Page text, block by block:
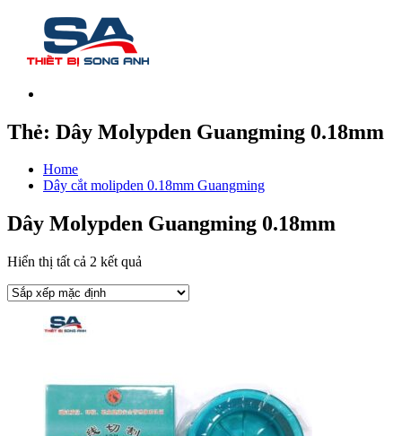
Thẻ: Dây Molypden Guangming 0.18mm
Home
Dây cắt molipden 0.18mm Guangming
Dây Molypden Guangming 0.18mm
Hiển thị tất cả 2 kết quả